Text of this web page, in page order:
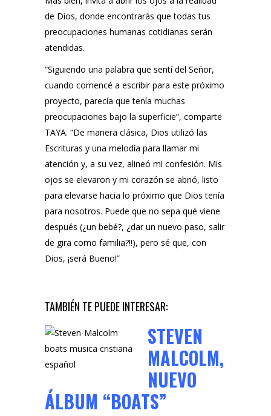
de Dios, donde encontrarás que todas tus
preocupaciones humanas cotidianas serán
atendidas.
“Siguiendo una palabra que sentí del Señor,
cuando comencé a escribir para este próximo
proyecto, parecía que tenía muchas
preocupaciones bajo la superficie”, comparte
TAYA. “De manera clásica, Dios utilizó las
Escrituras y una melodía para llamar mi
atención y, a su vez, alineó mi confesión. Mis
ojos se elevaron y mi corazón se abrió, listo
para elevarse hacia lo próximo que Dios tenía
para nosotros. Puede que no sepa qué viene
después (¿un bebé?, ¿dar un nuevo paso, salir
de gira como familia?!!), pero sé que, con
Dios, ¡será Bueno!”
TAMBIÉN TE PUEDE INTERESAR:
STEVEN
MALCOLM,
NUEVO
ÁLBUM “BOATS”